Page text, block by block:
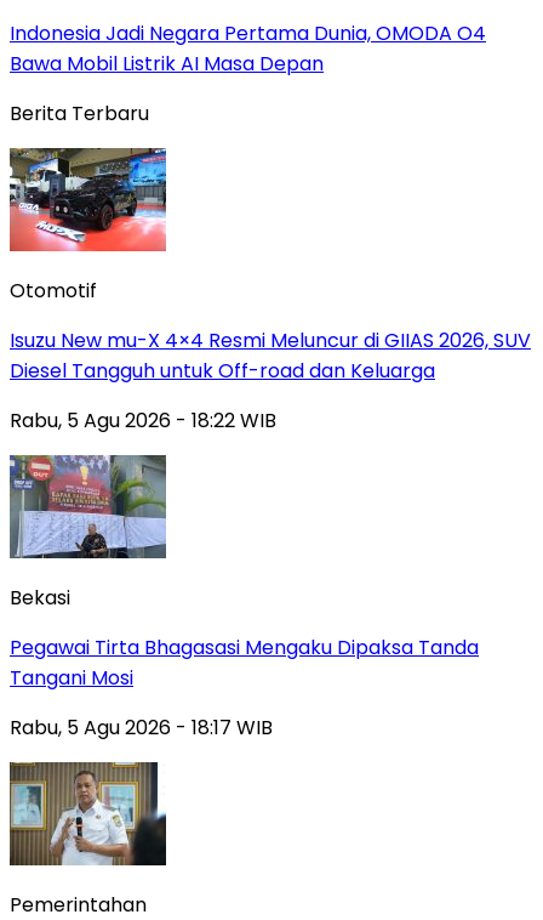
Indonesia Jadi Negara Pertama Dunia, OMODA O4
Bawa Mobil Listrik AI Masa Depan
Berita Terbaru
Otomotif
Isuzu New mu-X 4×4 Resmi Meluncur di GIIAS 2026, SUV
Diesel Tangguh untuk Off-road dan Keluarga
Rabu, 5 Agu 2026 - 18:22 WIB
Bekasi
Pegawai Tirta Bhagasasi Mengaku Dipaksa Tanda
Tangani Mosi
Rabu, 5 Agu 2026 - 18:17 WIB
Pemerintahan